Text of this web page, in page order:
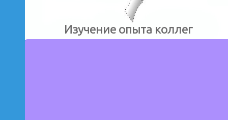
Изучение опыта коллег